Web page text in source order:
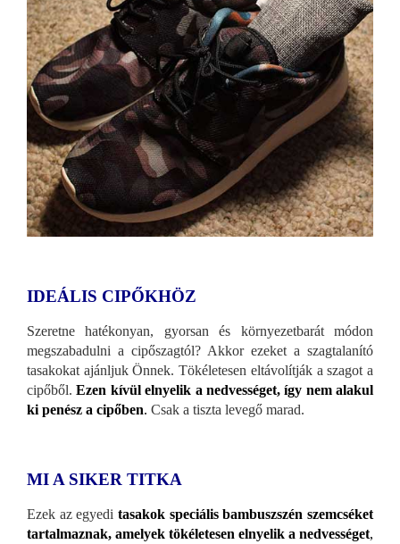
IDEÁLIS CIPŐKHÖZ
Szeretne hatékonyan, gyorsan és környezetbarát módon
megszabadulni a cipőszagtól? Akkor ezeket a szagtalanító
tasakokat ajánljuk Önnek. Tökéletesen eltávolítják a szagot a
cipőből.Ezen kívül elnyelik a nedvességet, így nem alakul
ki penész a cipőben. Csak a tiszta levegő marad.
MI A SIKER TITKA
Ezek az egyedi tasakok speciális bambuszszén szemcséket
tartalmaznak, amelyek tökéletesen elnyelik a nedvességet,